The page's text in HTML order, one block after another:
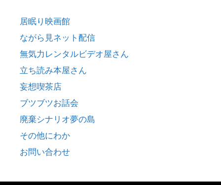
居眠り映画館
ながら見ネット配信
無気力レンタルビデオ屋さん
立ち読み本屋さん
妄想喫茶店
ブツブツお話会
廃棄シナリオ夢の島
その他にわか
お問い合わせ